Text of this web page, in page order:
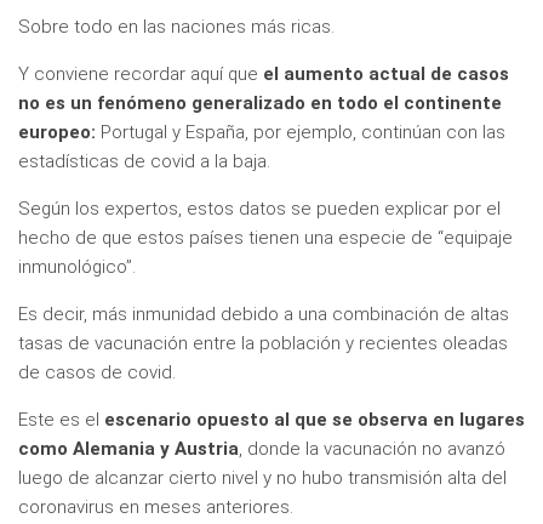
Sobre todo en las naciones más ricas.
Y conviene recordar aquí que el aumento actual de casos
no es un fenómeno generalizado en todo el continente
europeo: Portugal y España, por ejemplo, continúan con las
estadísticas de covid a la baja.
Según los expertos, estos datos se pueden explicar por el
hecho de que estos países tienen una especie de “equipaje
inmunológico”.
Es decir, más inmunidad debido a una combinación de altas
tasas de vacunación entre la población y recientes oleadas
de casos de covid.
Este es el escenario opuesto al que se observa en lugares
como Alemania y Austria, donde la vacunación no avanzó
luego de alcanzar cierto nivel y no hubo transmisión alta del
coronavirus en meses anteriores.